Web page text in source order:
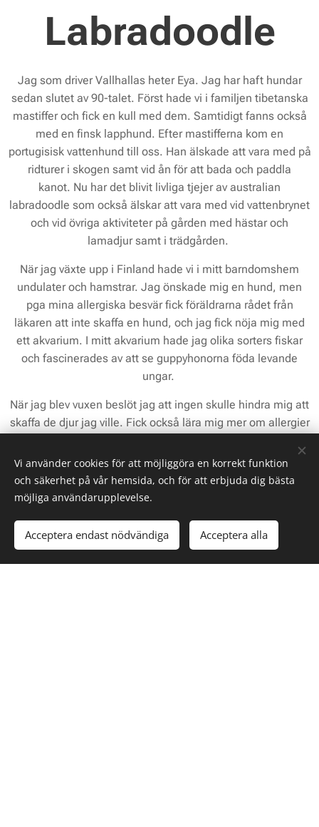
Labradoodle
Jag som driver Vallhallas heter Eya. Jag har haft hundar
sedan slutet av 90-talet. Först hade vi i familjen tibetanska
mastiffer och fick en kull med dem. Samtidigt fanns också
med en finsk lapphund. Efter mastifferna kom en
portugisisk vattenhund till oss. Han älskade att vara med på
ridturer i skogen samt vid ån för att bada och paddla
kanot. Nu har det blivit livliga tjejer av australian
labradoodle som också älskar att vara med vid vattenbrynet
och vid övriga aktiviteter på gården med hästar och
lamadjur samt i trädgården.
När jag växte upp i Finland hade vi i mitt barndomshem
undulater och hamstrar. Jag önskade mig en hund, men
pga mina allergiska besvär fick föräldrarna rådet från
läkaren att inte skaffa en hund, och jag fick nöja mig med
ett akvarium. I mitt akvarium hade jag olika sorters fiskar
och fascinerades av att se guppyhonorna föda levande
ungar.
När jag blev vuxen beslöt jag att ingen skulle hindra mig att
skaffa de djur jag ville. Fick också lära mig mer om allergier
arbete i allergologi. Jag köpte min första islandshäst och
som sällskap en liten åsna i början av 90-talet. De fick först
bo hos svärföräldrarna i Ockelbo innan vi hittade gården.
djur: får, islandshästar och olika lamadjur. Alla lika älskade
och efterlängtade. Och nu har vi glädjen att ha fantastiska
labradoodlar.
Vi använder cookies för att möjliggöra en korrekt funktion
och säkerhet på vår hemsida, och för att erbjuda dig bästa
möjliga användarupplevelse.
Acceptera endast nödvändiga Acceptera alla